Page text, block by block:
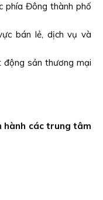
phía Đông thành phố
bán lẻ, dịch vụ và
sản thương mại
hành các trung tâm